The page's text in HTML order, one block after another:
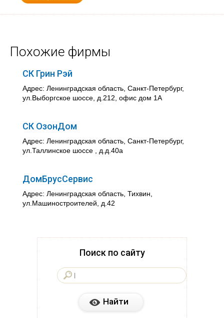
Похожие фирмы
СК Грин Рэй
Адрес: Ленинградская область, Санкт-Петербург,
ул.Выборгское шоссе, д.212, офис дом 1А
СК ОзонДом
Адрес: Ленинградская область, Санкт-Петербург,
ул.Таллинское шоссе , д.д.40а
ДомБрусСервис
Адрес: Ленинградская область, Тихвин,
ул.Машиностроителей, д.42
Поиск по сайту